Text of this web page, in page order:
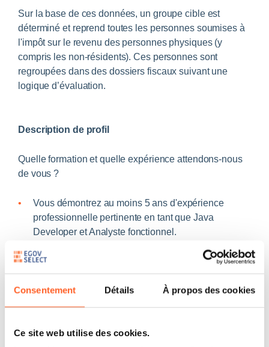
Consentement Détails À propos des cookies
Ce site web utilise des cookies.
Sur la base de ces données, un groupe cible est
déterminé et reprend toutes les personnes soumises à
l'impôt sur le revenu des personnes physiques (y
compris les non-résidents). Ces personnes sont
regroupées dans des dossiers fiscaux suivant une
logique d’évaluation.
Description de profil
Quelle formation et quelle expérience attendons-nous
de vous ?
Vous démontrez au moins 5 ans d'expérience
professionnelle pertinente en tant que Java
Developer et Analyste fonctionnel.
Quelles sont vos compétences et connaissances ?
Compétences Backend (Expertise)
Boot, JPA (DB2).